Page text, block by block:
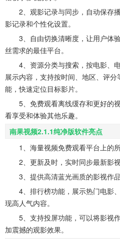
2、观影记录与同步，自动保存
影记录和个性化设置。
3、自由切换清晰度，让用户体
丝需求的最佳平台。
4、资源分类与搜索，按电影、
展示内容，支持按时间、地区、评
能，快速定位目标影片。
5、免费观看离线缓存和更好的
看享受和体验其他乐趣。
南果视频2.1.1纯净版软件亮点
1、海量视频免费观看平台上的
2、更新及时，实时同步最新影视
3、提供高清蓝光画质的影视作
4、排行榜功能，展示热门电影
现高人气内容。
5、支持投屏功能，可以将影视
加震撼的观影效果。